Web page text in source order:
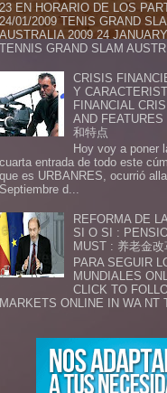
23 EN HORARIO DE LOS
24/01/2009 TENIS GRAND
AUSTRALIA 2009 24
TENNIS GRAND SLAM
CRISIS
Y
FINANCIAL
AND
和特点
Hoy voy a poner
cuarta entrada de todo este
que es URBANRES, ocurrió
Septiembre d...
REFORMA DE
SI O SI :
MUST : 养老金
PARA SEGUIR
MUNDIALES
CLICK TO
MARKETS ONLINE IN WA NT